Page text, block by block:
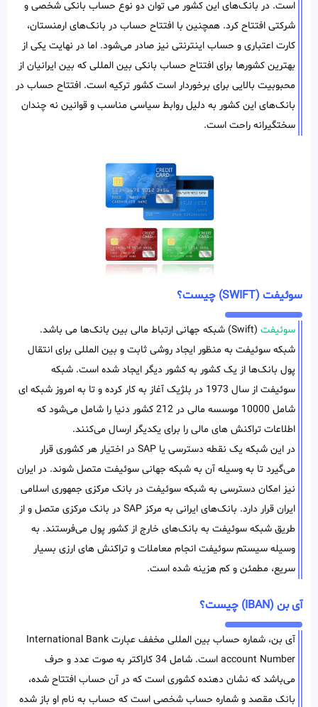
است. در بانک‌های این کشور می توان دو نوع حساب بانکی شخصی و
شرکتی افتتاح کرد. همچنین با افتتاح حساب در بانک‌های ارمنستان،
کارت اعتباری و حساب اینترنتی نیز صادر می‌شود. اما در نهایت یکی از
بهترین کشورها برای افتتاح حساب بانکی بین المللی که بین ایرانیان از
محبوبیت بالایی برای برخوردار است کشور ترکیه است. افتتاح حساب در
بانک‌های این کشور به دلیل روابط سیاسی مناسب و قوانین نه چندان
سختگیرانه راحت است.
سوئیفت (SWIFT) چیست؟
سوئیفت
(Swift) شبکه جهانی ارتباط‌ مالی بین بانک‌ها می باشد.
شبکه سوئیفت به منظور ایجاد روشی ثابت و بین المللی برای انتقال
پول بانک‌ها از یک کشور به کشور دیگر ایجاد شده است. شبکه
سوئیفت از سال 1973 در بلژیک آغاز به کار کرده و تا به امروز شبکه ای
شامل 10000 موسسه مالی در 212 کشور دنیا را شامل می‌شود که
اطلاعات تراکنش های مالی را برای یکدیگر ارسال می‌کنند.
در این شبکه یک نقطه دسترسی یا SAP در اختیار هر کشوری قرار
می‌گیرد تا به وسیله آن به شبکه جهانی سوئیفت متصل شوند. در ایران
نیز امکان دسترسی به شبکه سوئیفت در بانک مرکزی جمهوری اسلامی
ایران قرار دارد. بانک‌های ایرانی به مرکز SAP در بانک مرکزی متصل و از
طریق شبکه سوئیفت به بانک‌های خارج از کشور پول می‌فرستند. به
وسیله سیستم سوئیفت انجام معاملات و تراکنش های ارزی بسیار
سریع‌، مطمئن و کم هزینه شده است.
آی بن (IBAN) چیست؟
آی بن، شماره حساب بین المللی مخفف عبارت International Bank
account Number است. شامل 34 کاراکتر به صوت عدد و حرف
می‌باشد که نشان دهنده کشوری است که در آن حساب افتتاح شده،
بانک مقصد و شماره حساب شخصی است که حساب به نام او باز شده